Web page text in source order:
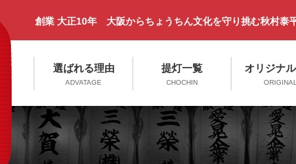
創業 大正10年 大阪からちょうちん文化を守り挑む秋村泰
選ばれる理由
ADVATAGE
提灯一覧
CHOCHIN
オリジナ
ORIGINAL